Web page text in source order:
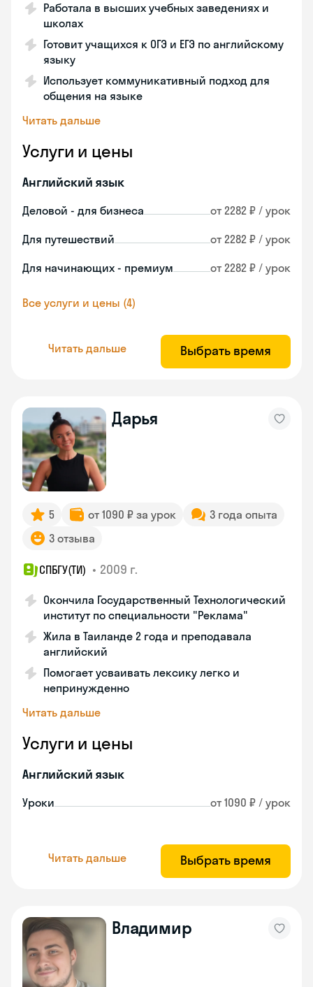
Работала в высших учебных заведениях и
школах
Готовит учащихся к ОГЭ и ЕГЭ по английскому
языку
Использует коммуникативный подход для
общения на языке
Читать дальше
Услуги и цены
Английский язык
Деловой - для бизнеса от 2282 ₽ / урок
Для путешествий от 2282 ₽ / урок
Для начинающих - премиум от 2282 ₽ / урок
Все услуги и цены (4)
Читать дальше Выбрать время
Дарья
5 от 1090 ₽ за урок
3 года опыта
3 отзыва
СПБГУ(ТИ) • 2009 г.
Окончила Государственный Технологический
институт по специальности "Реклама"
Жила в Таиланде 2 года и преподавала
английский
Помогает усваивать лексику легко и
непринужденно
Читать дальше
Услуги и цены
Английский язык
Уроки от 1090 ₽ / урок
Читать дальше Выбрать время
Владимир